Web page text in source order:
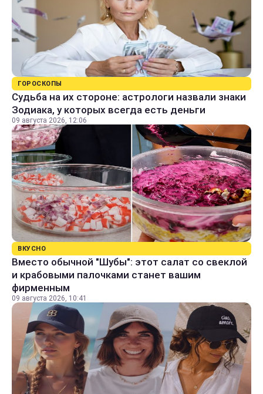
ГОРОСКОПЫ
Судьба на их стороне: астрологи назвали знаки
Зодиака, у которых всегда есть деньги
09 августа 2026, 12:06
ВКУСНО
Вместо обычной "Шубы": этот салат со свеклой
и крабовыми палочками станет вашим
фирменным
09 августа 2026, 10:41